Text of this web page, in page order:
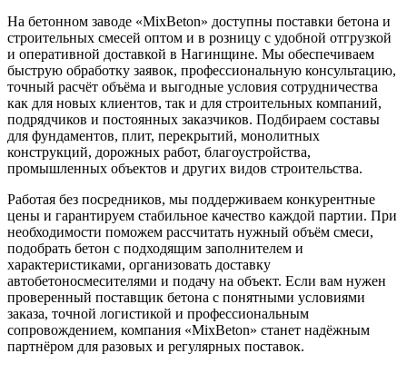
На бетонном заводе «MixBeton» доступны поставки бетона и
строительных смесей оптом и в розницу с удобной отгрузкой
и оперативной доставкой в Нагинщине. Мы обеспечиваем
быструю обработку заявок, профессиональную консультацию,
точный расчёт объёма и выгодные условия сотрудничества
как для новых клиентов, так и для строительных компаний,
подрядчиков и постоянных заказчиков. Подбираем составы
для фундаментов, плит, перекрытий, монолитных
конструкций, дорожных работ, благоустройства,
промышленных объектов и других видов строительства.
Работая без посредников, мы поддерживаем конкурентные
цены и гарантируем стабильное качество каждой партии. При
необходимости поможем рассчитать нужный объём смеси,
подобрать бетон с подходящим заполнителем и
характеристиками, организовать доставку
автобетоносмесителями и подачу на объект. Если вам нужен
проверенный поставщик бетона с понятными условиями
заказа, точной логистикой и профессиональным
сопровождением, компания «MixBeton» станет надёжным
партнёром для разовых и регулярных поставок.